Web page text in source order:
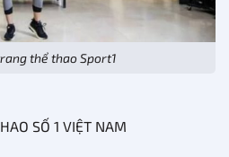
thể thao Sport1
SỐ 1 VIỆT NAM